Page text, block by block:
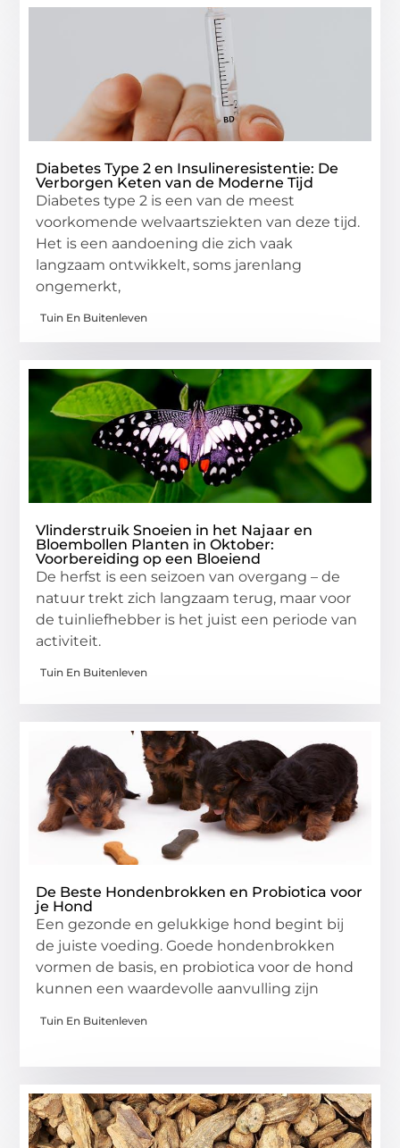
Diabetes Type 2 en Insulineresistentie: De
Verborgen Keten van de Moderne Tijd
Diabetes type 2 is een van de meest
voorkomende welvaartsziekten van deze tijd.
Het is een aandoening die zich vaak
langzaam ontwikkelt, soms jarenlang
ongemerkt,
Tuin En Buitenleven
Vlinderstruik Snoeien in het Najaar en
Bloembollen Planten in Oktober:
Voorbereiding op een Bloeiend
De herfst is een seizoen van overgang – de
natuur trekt zich langzaam terug, maar voor
de tuinliefhebber is het juist een periode van
activiteit.
Tuin En Buitenleven
De Beste Hondenbrokken en Probiotica voor
je Hond
Een gezonde en gelukkige hond begint bij
de juiste voeding. Goede hondenbrokken
vormen de basis, en probiotica voor de hond
kunnen een waardevolle aanvulling zijn
Tuin En Buitenleven